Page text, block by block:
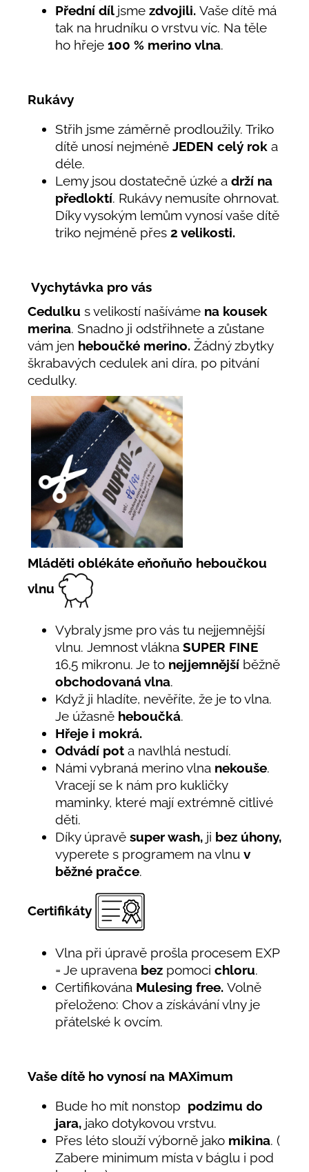
Přední díl jsme zdvojili. Vaše dítě má
tak na hrudníku o vrstvu víc. Na těle
ho hřeje 100 % merino vlna.
Rukávy
Střih jsme záměrně prodloužily. Triko
dítě unosí nejméně JEDEN celý rok a
déle.
Lemy jsou dostatečně úzké a drží na
předloktí. Rukávy nemusíte ohrnovat.
Díky vysokým lemům vynosí vaše dítě
triko nejméně přes 2 velikosti.
Vychytávka pro vás
Cedulku s velikostí našíváme na kousek
merina. Snadno ji odstřihnete a zůstane
vám jen heboučké merino. Žádný zbytky
škrabavých cedulek ani díra, po pitvání
cedulky.
Mláděti oblékáte eňoňuňo heboučkou
vlnu
Vybraly jsme pro vás tu nejjemnější
vlnu. Jemnost vlákna SUPER FINE
16,5 mikronu. Je to nejjemnější běžně
obchodovaná vlna.
Když ji hladíte, nevěříte, že je to vlna.
Je úžasně heboučká.
Hřeje i mokrá.
Odvádí pot a navlhlá nestudí.
Námi vybraná merino vlna nekouše.
Vracejí se k nám pro kukličky
maminky, které mají extrémně citlivé
děti.
Díky úpravě super wash, ji bez úhony,
vyperete s programem na vlnu v
běžné pračce.
Certifikáty
Vlna při úpravě prošla procesem EXP
= Je upravena bez pomoci chloru.
Certifikována Mulesing free. Volně
přeloženo: Chov a získávání vlny je
přátelské k ovcím.
Vaše dítě ho vynosí na MAXimum
Bude ho mít nonstop podzimu do
jara, jako dotykovou vrstvu.
Přes léto slouží výborně jako mikina. (
Zabere minimum místa v báglu i pod